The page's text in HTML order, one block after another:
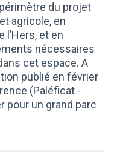
du projet
agricole, en
l’Hers, et en
nécessaires
cet espace. A
publié en février
(Paléficat -
pour un grand parc